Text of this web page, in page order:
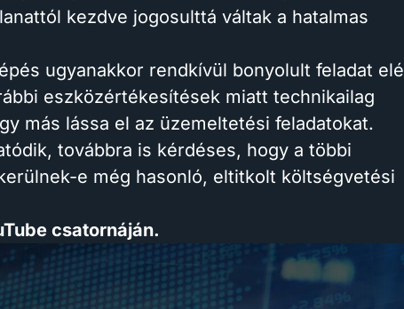
kezdve jogosulttá váltak a hatalmas
ugyanakkor rendkívül bonyolult feladat elé
eszközértékesítések miatt technikailag
más lássa el az üzemeltetési feladatokat.
továbbra is kérdéses, hogy a többi
e még hasonló, eltitkolt költségvetési
csatornáján.